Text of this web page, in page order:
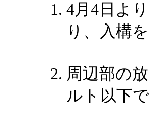
4月4日よ
り、入構
周辺部の
ルト以下で